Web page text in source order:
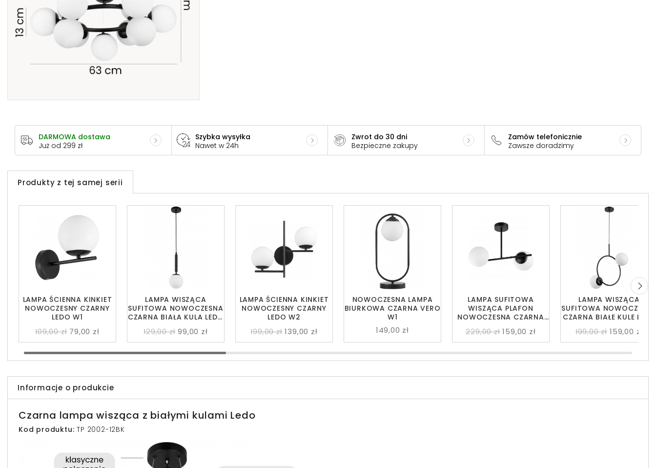
DARMOWA dostawa
Już od 299 zł
Szybka wysyłka
Nawet w 24h
Zwrot do 30 dni
Bezpieczne zakupy
Zamów telefonicznie
Zawsze doradzimy
Produkty z tej samej serii
LAMPA SUFITOWA
WISZĄCA PLAFON
NOWOCZESNA CZARNA
229,00 zł 159,00 zł
LAMPA WISZĄCA
SUFITOWA NOWOCZESNA
CZARNA BIAŁA KULA LEDO
129,00 zł 99,00 zł
LAMPA WISZĄCA
SUFITOWA
CZARNA BIAŁE KULE LEDO
199,00 zł 159,00 zł
LAMPA ŚCIENNA KINKIET
NOWOCZESNY CZARNY
LEDO W1
109,00 zł 79,00 zł
LAMPA ŚCIENNA KINKIET
NOWOCZESNY CZARNY
LEDO W2
199,00 zł 139,00 zł
NOWOCZESNA LAMPA
BIURKOWA CZARNA VERO
W1
149,00 zł
Informacje o produkcie
Czarna lampa wisząca z białymi kulami Ledo
Kod produktu: TP 2002-12BK